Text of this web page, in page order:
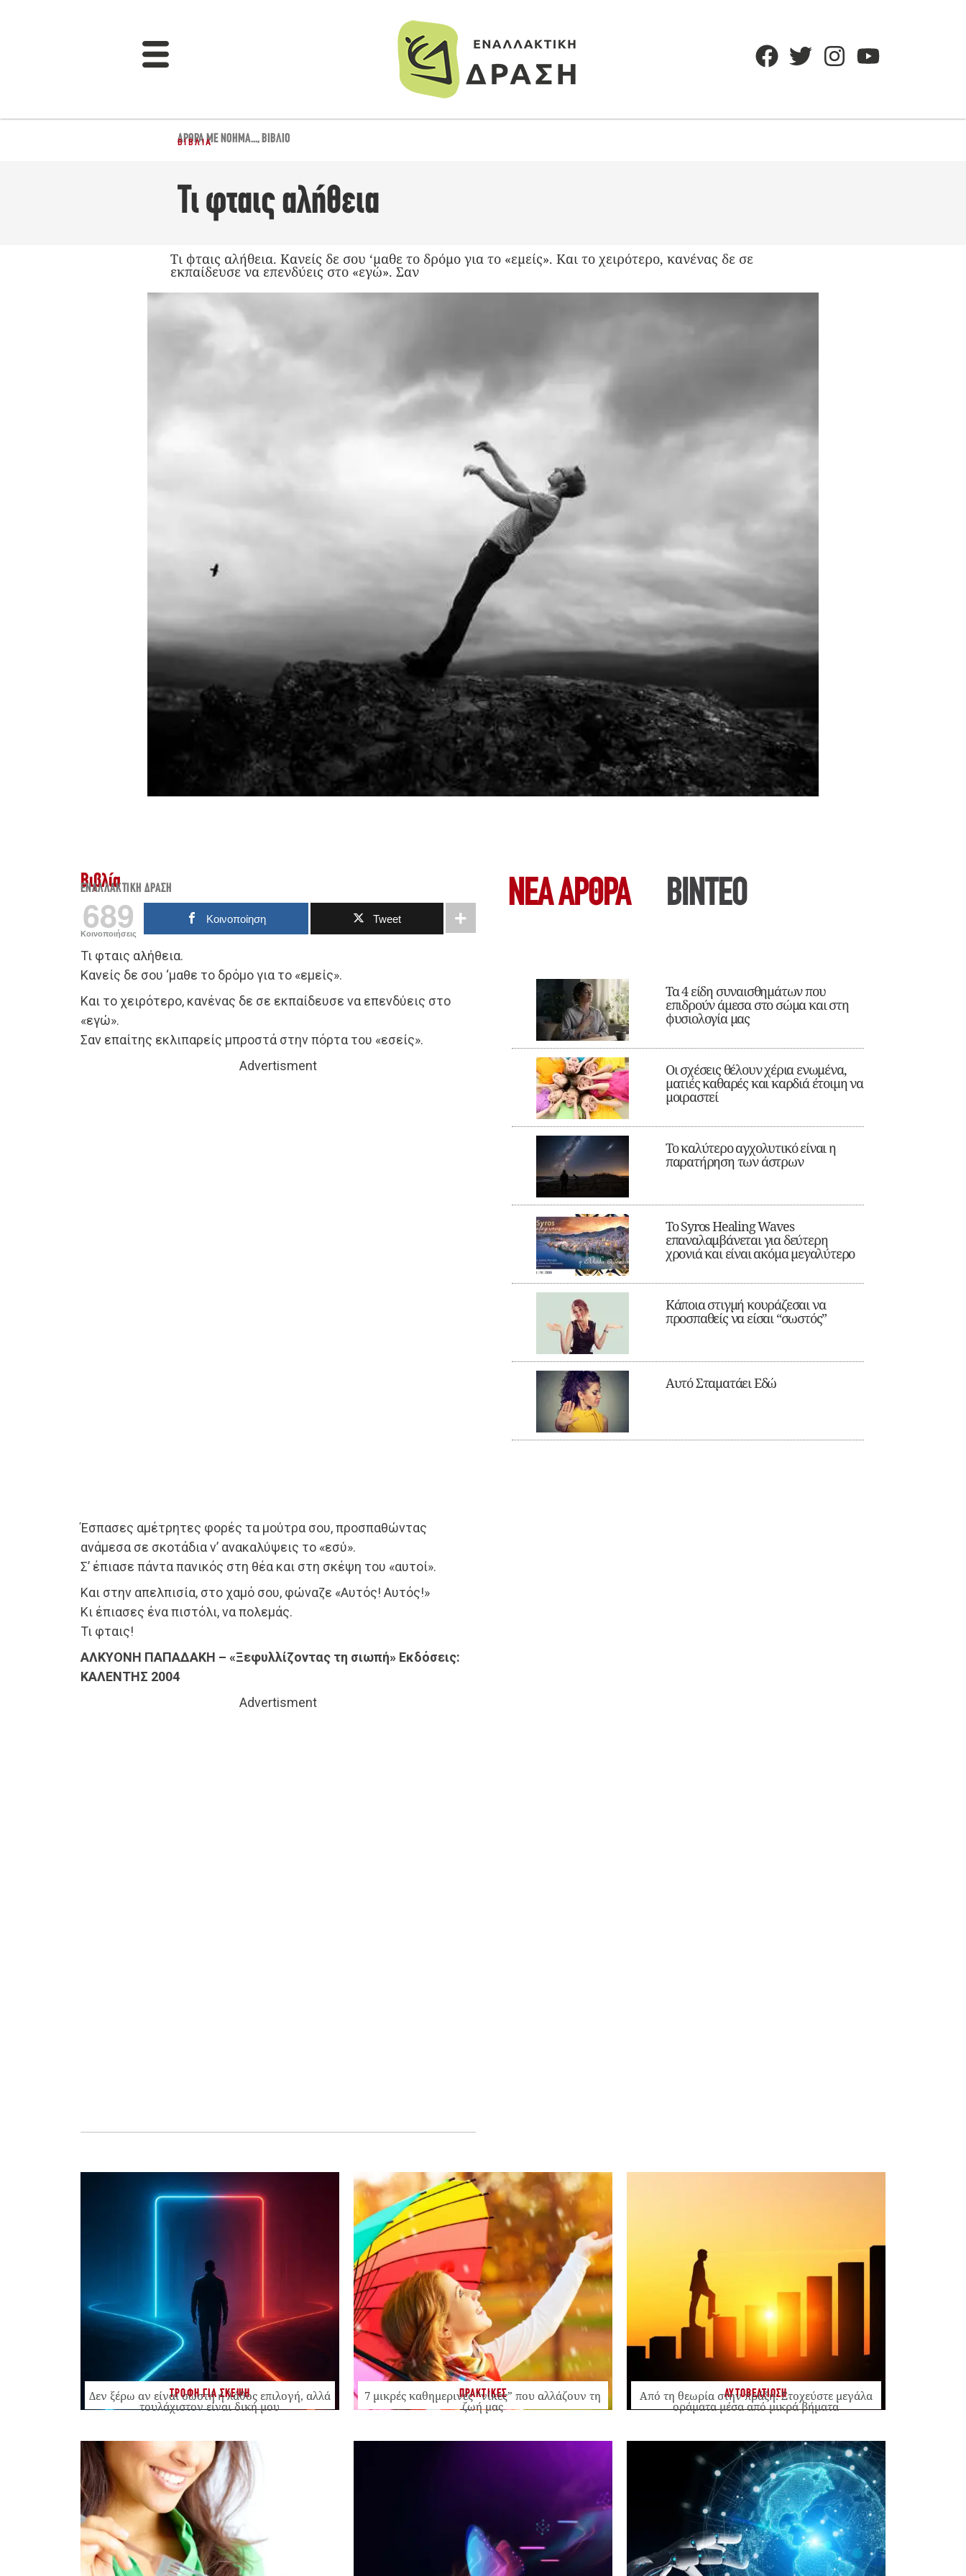
ΆΡΘΡΑ ΜΕ ΝΌΗΜΑ...,ΒΙΒΛΊΟ
ΒΙΒΛΊΑ
Τι φταις αλήθεια
Τι φταις αλήθεια. Κανείς δε σου ‘μαθε το δρόμο για το «εμείς». Και το χειρότερο, κανένας δε σε
εκπαίδευσε να επενδύεις στο «εγώ». Σαν
Βιβλία
ΕΝΑΛΛΑΚΤΙΚΉ ΔΡΆΣΗ
689
Κοινοποιήσεις
Κοινοποίηση Tweet
Τι φταις αλήθεια.
Κανείς δε σου ‘μαθε το δρόμο για το «εμείς».
Και το χειρότερο, κανένας δε σε εκπαίδευσε να επενδύεις στο
«εγώ».
Σαν επαίτης εκλιπαρείς μπροστά στην πόρτα του «εσείς».
Advertisment
Έσπασες αμέτρητες φορές τα μούτρα σου, προσπαθώντας
ανάμεσα σε σκοτάδια ν’ ανακαλύψεις το «εσύ».
Σ’ έπιασε πάντα πανικός στη θέα και στη σκέψη του «αυτοί».
Και στην απελπισία, στο χαμό σου, φώναζε «Αυτός! Αυτός!»
Κι έπιασες ένα πιστόλι, να πολεμάς.
Τι φταις!
ΑΛΚΥΟΝΗ ΠΑΠΑΔΑΚΗ – «Ξεφυλλίζοντας τη σιωπή» Εκδόσεις:
ΚΑΛΕΝΤΗΣ 2004
Advertisment
ΝΕΑ ΆΡΘΡΑ ΒΙΝΤΕΟ
Τα 4 είδη συναισθημάτων που
επιδρούν άμεσα στο σώμα και στη
φυσιολογία μας
Οι σχέσεις θέλουν χέρια ενωμένα,
ματιές καθαρές και καρδιά έτοιμη να
μοιραστεί
Το καλύτερο αγχολυτικό είναι η
παρατήρηση των άστρων
Το Syros Healing Waves
επαναλαμβάνεται για δεύτερη
χρονιά και είναι ακόμα μεγαλύτερο
Κάποια στιγμή κουράζεσαι να
προσπαθείς να είσαι “σωστός”
Αυτό Σταματάει Εδώ
ΤΡΟΦΗ ΓΙΑ ΣΚΕΨΗ
Δεν ξέρω αν είναι σωστή ή λάθος επιλογή, αλλά
τουλάχιστον είναι δική μου
ΠΡΑΚΤΙΚΕΣ
7 μικρές καθημερινές “νίκες” που αλλάζουν τη
ζωή μας
ΑΥΤΟΒΕΛΤΙΩΣΗ
Από τη θεωρία στην πράξη: Στοχεύστε μεγάλα
οράματα μέσα από μικρά βήματα